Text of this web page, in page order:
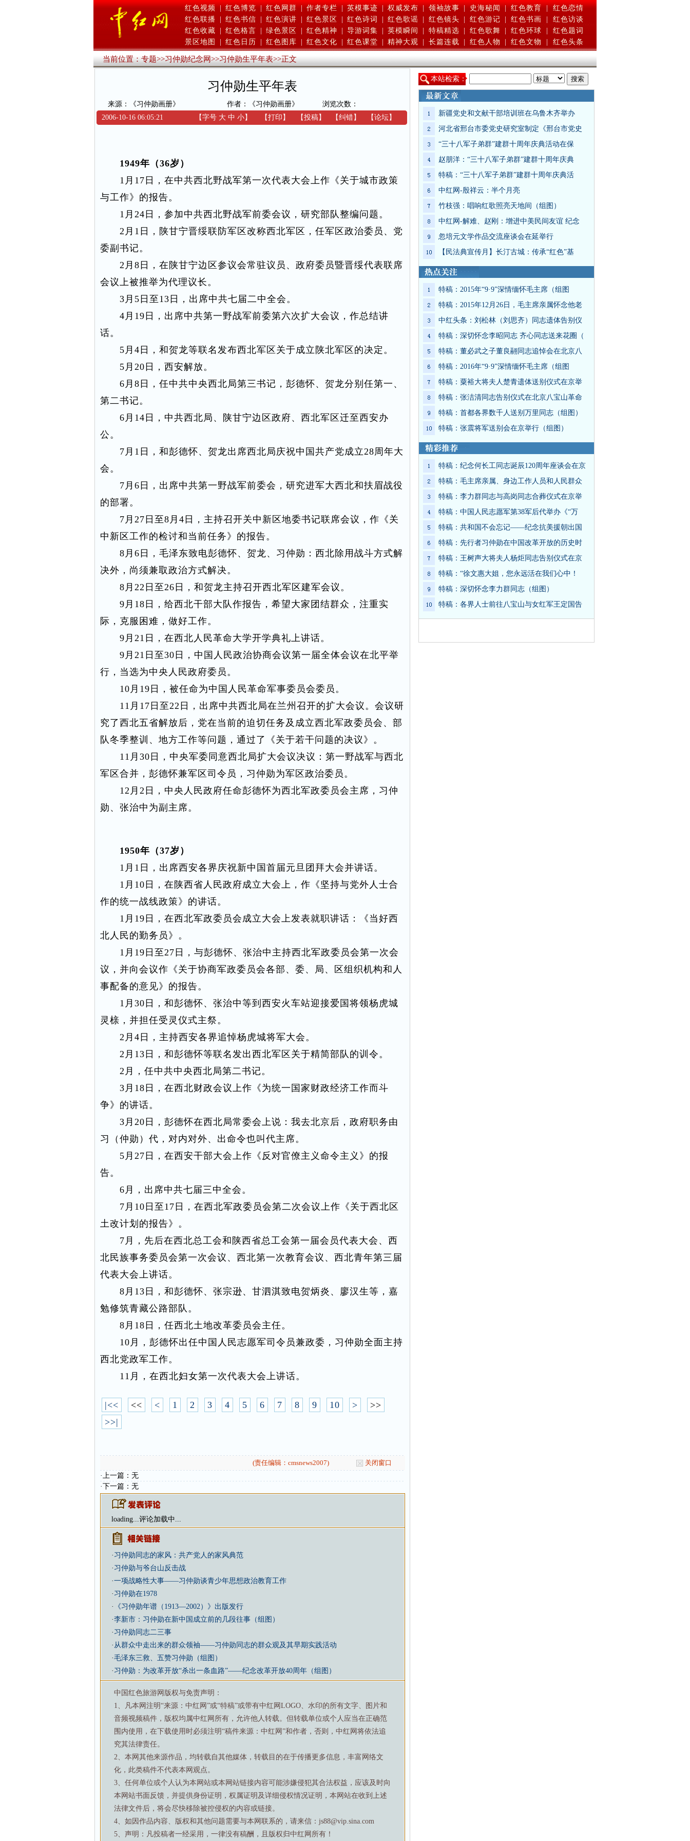
红色视频 | 红色博览 | 红色网群 | 作者专栏 | 英模事迹 | 权威发布 | 领袖故事 | 史海秘闻 | 红色教育 |
红色恋情
红色联播
红色书信 红色演讲 红色景区 红色诗词 红色歌谣 红色镜头 红色游记 红色书画
红色访谈
红色收藏
红色格言 绿色景区 红色精神 导游词集 英模瞬间 特稿精选 红色歌舞 红色环球
红色题词
景区地图
红色日历 红色图库 红色文化 红色课堂 精神大观 长篇连载 红色人物 红色文物 红色头条
当前位置：专题>>习仲勋纪念网>>习仲勋生平年表>>正文
习仲勋生平年表
来源：《习仲勋画册》 作者：《习仲勋画册》
浏览次数：
2006-10-16 06:05:21
【字号 大 中 小】 【打印 】 【投稿】 【纠错】 【论坛】
1949年（36岁）
1月17日，在中共西北野战军第一次代表大会上作《关于城市政策
与工作》的报告。
1月24日，参加中共西北野战军前委会议，研究部队整编问题。
2月1日，陕甘宁晋绥联防军区改称西北军区，任军区政治委员、党
委副书记。
2月8日，在陕甘宁边区参议会常驻议员、政府委员暨晋绥代表联席
会议上被推举为代理议长。
3月5日至13日，出席中共七届二中全会。
4月19日，出席中共第一野战军前委第六次扩大会议，作总结讲
话。
5月4日，和贺龙等联名发布西北军区关于成立陕北军区的决定。
5月20日，西安解放。
6月8日，任中共中央西北局第三书记，彭德怀、贺龙分别任第一、
第二书记。
6月14日，中共西北局、陕甘宁边区政府、西北军区迁至西安办
公。
7月1日，和彭德怀、贺龙出席西北局庆祝中国共产党成立28周年大
会。
7月6日，出席中共第一野战军前委会，研究进军大西北和扶眉战役
的部署。
7月27日至8月4日，主持召开关中新区地委书记联席会议，作《关
中新区工作的检讨和当前任务》的报告。
8月6日，毛泽东致电彭德怀、贺龙、习仲勋：西北除用战斗方式解
决外，尚须兼取政治方式解决。
8月22日至26日，和贺龙主持召开西北军区建军会议。
9月18日，给西北干部大队作报告，希望大家团结群众，注重实
际，克服困难，做好工作。
9月21日，在西北人民革命大学开学典礼上讲话。
9月21日至30日，中国人民政治协商会议第一届全体会议在北平举
行，当选为中央人民政府委员。
10月19日，被任命为中国人民革命军事委员会委员。
11月17日至22日，出席中共西北局在兰州召开的扩大会议。会议研
究了西北五省解放后，党在当前的迫切任务及成立西北军政委员会、部
队冬季整训、地方工作等问题，通过了《关于若干问题的决议》。
11月30日，中央军委同意西北局扩大会议决议：第一野战军与西北
军区合并，彭德怀兼军区司令员，习仲勋为军区政治委员。
12月2日，中央人民政府任命彭德怀为西北军政委员会主席，习仲
勋、张治中为副主席。
1950年（37岁）
1月1日，出席西安各界庆祝新中国首届元旦团拜大会并讲话。
1月10日，在陕西省人民政府成立大会上，作《坚持与党外人士合
作的统一战线政策》的讲话。
1月19日，在西北军政委员会成立大会上发表就职讲话：《当好西
北人民的勤务员》。
1月19日至27日，与彭德怀、张治中主持西北军政委员会第一次会
议，并向会议作《关于协商军政委员会各部、委、局、区组织机构和人
事配备的意见》的报告。
1月30日，和彭德怀、张治中等到西安火车站迎接爱国将领杨虎城
灵榇，并担任受灵仪式主祭。
2月4日，主持西安各界追悼杨虎城将军大会。
2月13日，和彭德怀等联名发出西北军区关于精简部队的训令。
2月，任中共中央西北局第二书记。
3月18日，在西北财政会议上作《为统一国家财政经济工作而斗
争》的讲话。
3月20日，彭德怀在西北局常委会上说：我去北京后，政府职务由
习（仲勋）代，对内对外、出命令也叫代主席。
5月27日，在西安干部大会上作《反对官僚主义命令主义》的报
告。
6月，出席中共七届三中全会。
7月10日至17日，在西北军政委员会第二次会议上作《关于西北区
土改计划的报告》。
7月，先后在西北总工会和陕西省总工会第一届会员代表大会、西
北民族事务委员会第一次会议、西北第一次教育会议、西北青年第三届
代表大会上讲话。
8月13日，和彭德怀、张宗逊、甘泗淇致电贺炳炎、廖汉生等，嘉
勉修筑青藏公路部队。
8月18日，任西北土地改革委员会主任。
10月，彭德怀出任中国人民志愿军司令员兼政委，习仲勋全面主持
西北党政军工作。
11月，在西北妇女第一次代表大会上讲话。
|<< << < 1 2 3 4 5 6 7 8 9 10 >
>>
>>|
(责任编辑：cmsnews2007)
关闭窗口
·上一篇：无
·下一篇：无
loading...评论加载中...
· 习仲勋同志的家风：共产党人的家风典范
· 习仲勋与爷台山反击战
·一项战略性大事——习仲勋谈青少年思想政治教育工作
· 习仲勋在1978
· 《习仲勋年谱（1913—2002）》出版发行
·李新市：习仲勋在新中国成立前的几段往事（组图）
· 习仲勋同志二三事
· 从群众中走出来的群众领袖——习仲勋同志的群众观及其早期实践活动
·毛泽东三救、五赞习仲勋（组图）
· 习仲勋：为改革开放“杀出一条血路”——纪念改革开放40周年（组图）
中国红色旅游网版权与免责声明：
1、凡本网注明“来源：中红网”或“特稿”或带有中红网LOGO、水印的所有文字、图片和
音频视频稿件，版权均属中红网所有，允许他人转载。但转载单位或个人应当在正确范
围内使用，在下载使用时必须注明“稿件来源：中红网”和作者，否则，中红网将依法追
究其法律责任。
2、本网其他来源作品，均转载自其他媒体，转载目的在于传播更多信息，丰富网络文
化，此类稿件不代表本网观点。
3、任何单位或个人认为本网站或本网站链接内容可能涉嫌侵犯其合法权益，应该及时向
本网站书面反馈，并提供身份证明，权属证明及详细侵权情况证明，本网站在收到上述
法律文件后，将会尽快移除被控侵权的内容或链接。
4、如因作品内容、版权和其他问题需要与本网联系的，请来信：js88@vip.sina.com
5、声明：凡投稿者一经采用，一律没有稿酬，且版权归中红网所有！
本站检索：
新疆党史和文献干部培训班在乌鲁木齐举办
河北省邢台市委党史研究室制定《邢台市党史
“三十八军子弟群”建群十周年庆典活动在保
赵朋洋：“三十八军子弟群”建群十周年庆典
特稿：“三十八军子弟群”建群十周年庆典活
中红网-殷祥云：半个月亮
竹枝强：唱响红歌照亮天地间（组图）
中红网-解难、赵刚：增进中美民间友谊 纪念
忽培元文学作品交流座谈会在延举行
【民法典宣传月】长汀古城：传承“红色”基
特稿：2015年“9·9”深情缅怀毛主席（组图
特稿：2015年12月26日，毛主席亲属怀念他老
中红头条：刘松林（刘思齐）同志遗体告别仪
特稿：深切怀念李昭同志 齐心同志送来花圈（
特稿：董必武之子董良翮同志追悼会在北京八
特稿：2016年“9·9”深情缅怀毛主席（组图
特稿：粟裕大将夫人楚青遗体送别仪式在京举
特稿：张洁清同志告别仪式在北京八宝山革命
特稿：首都各界数千人送别万里同志（组图）
特稿：张震将军送别会在京举行（组图）
特稿：纪念何长工同志诞辰120周年座谈会在京
特稿：毛主席亲属、身边工作人员和人民群众
特稿：李力群同志与高岗同志合葬仪式在京举
特稿：中国人民志愿军第38军后代举办《“万
特稿：共和国不会忘记——纪念抗美援朝出国
特稿：先行者习仲勋在中国改革开放的历史时
特稿：王树声大将夫人杨炬同志告别仪式在京
特稿：“徐文惠大姐，您永远活在我们心中！
特稿：深切怀念李力群同志（组图）
特稿：各界人士前往八宝山与女红军王定国告